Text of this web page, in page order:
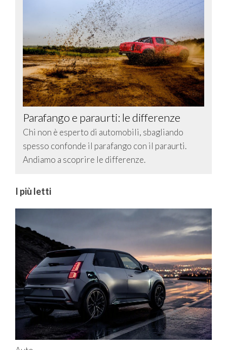
Parafango e paraurti: le differenze
Chi non è esperto di automobili, sbagliando
spesso confonde il parafango con il paraurti.
Andiamo a scoprire le differenze.
I più letti